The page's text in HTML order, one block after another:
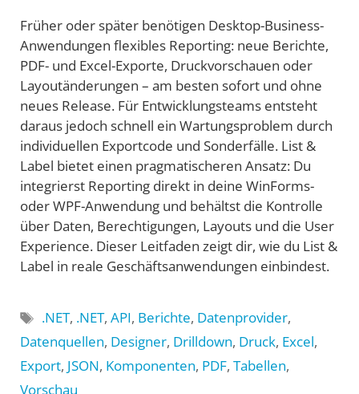
Früher oder später benötigen Desktop-Business-
Anwendungen flexibles Reporting: neue Berichte,
PDF- und Excel-Exporte, Druckvorschauen oder
Layoutänderungen – am besten sofort und ohne
neues Release. Für Entwicklungsteams entsteht
daraus jedoch schnell ein Wartungsproblem durch
individuellen Exportcode und Sonderfälle. List &
Label bietet einen pragmatischeren Ansatz: Du
integrierst Reporting direkt in deine WinForms-
oder WPF-Anwendung und behältst die Kontrolle
über Daten, Berechtigungen, Layouts und die User
Experience. Dieser Leitfaden zeigt dir, wie du List &
Label in reale Geschäftsanwendungen einbindest.
Schlagwörter
.NET, .NET,API, Berichte, Datenprovider,
Datenquellen, Designer, Drilldown, Druck, Excel,
Export, JSON, Komponenten, PDF, Tabellen,
Vorschau